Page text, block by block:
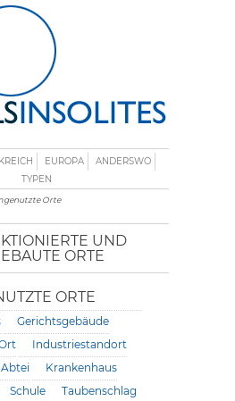
EUROPA
ANDERSWO
TYPEN
Orte
UND
ORTE
ORTE
Gerichtsgebäude
Industriestandort
Krankenhaus
Schule
Taubenschlag